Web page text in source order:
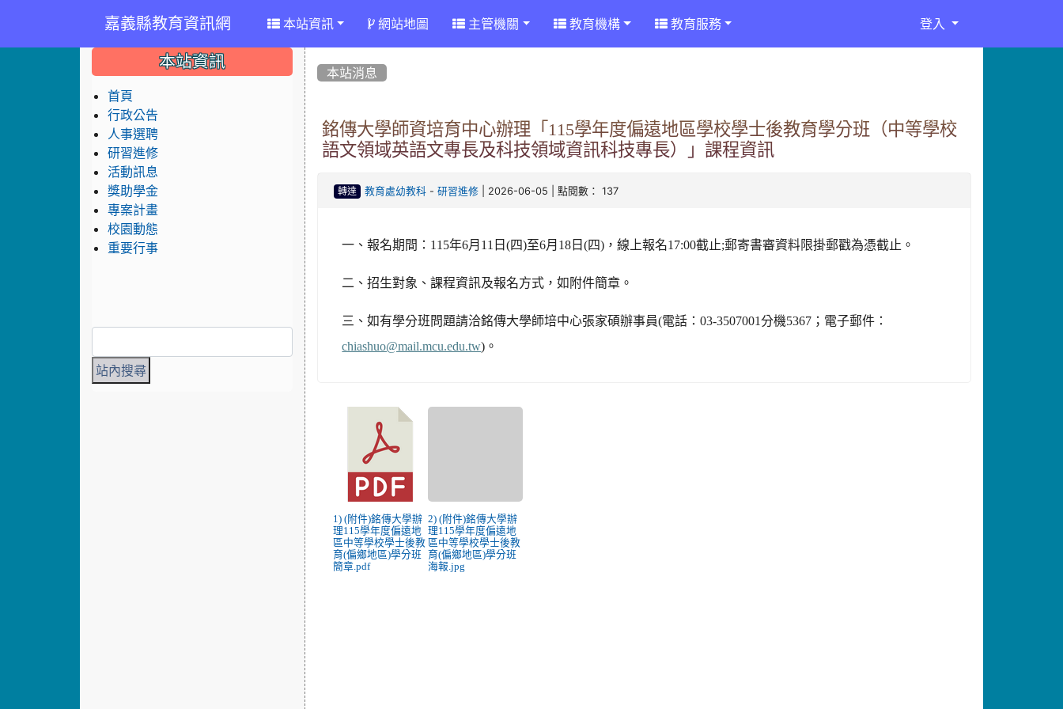
嘉義縣教育資訊網 本站資訊 網站地圖 主管機關 教育機構 教育服務 登入
本站消息
銘傳大學師資培育中心辦理「115學年度偏遠地區學校學士後教育學分班（中等學校
語文領域英語文專長及科技領域資訊科技專長）」課程資訊
轉達 教育處幼教科 - 研習進修 | 2026-06-05 | 點閱數： 137
一、報名期間：115年6月11日(四)至6月18日(四)，線上報名17:00截止;郵寄書審資料限掛郵戳為憑截止。
二、招生對象、課程資訊及報名方式，如附件簡章。
三、如有學分班問題請洽銘傳大學師培中心張家碩辦事員(電話：03-3507001分機5367；電子郵件：
chiashuo@mail.mcu.edu.tw)。
1) (附件)銘傳大學辦
理115學年度偏遠地
區中等學校學士後教
育(偏鄉地區)學分班
簡章.pdf
2) (附件)銘傳大學辦
理115學年度偏遠地
區中等學校學士後教
育(偏鄉地區)學分班
海報.jpg
::: 本站資訊
首頁
行政公告
人事選聘
研習進修
活動訊息
獎助學金
專案計畫
校園動態
重要行事